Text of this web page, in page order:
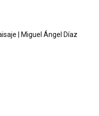
| Miguel Ángel Díaz